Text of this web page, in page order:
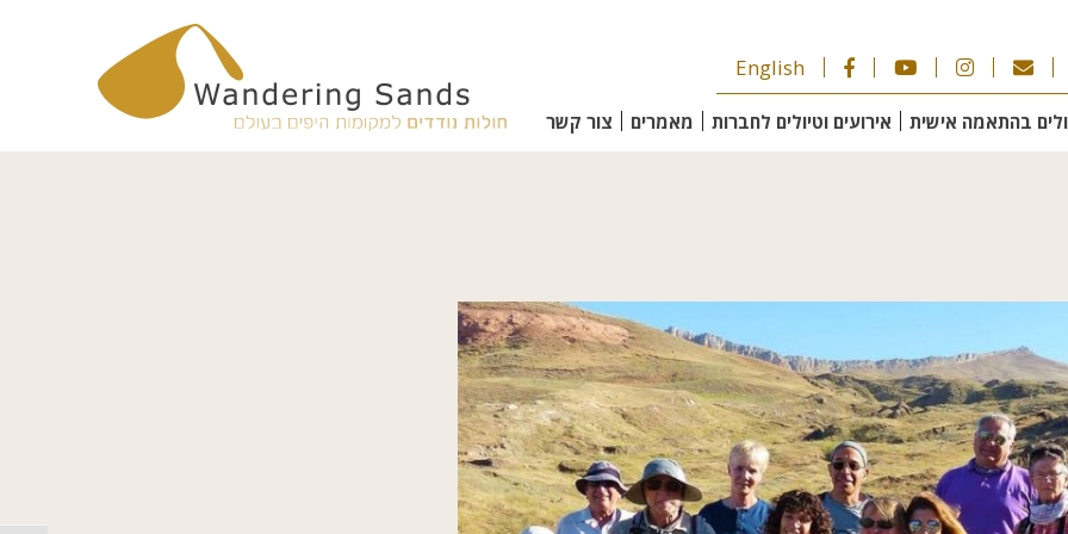
English
בהתאמה אישית אירועים וטיולים לחברות מאמרים צור קשר